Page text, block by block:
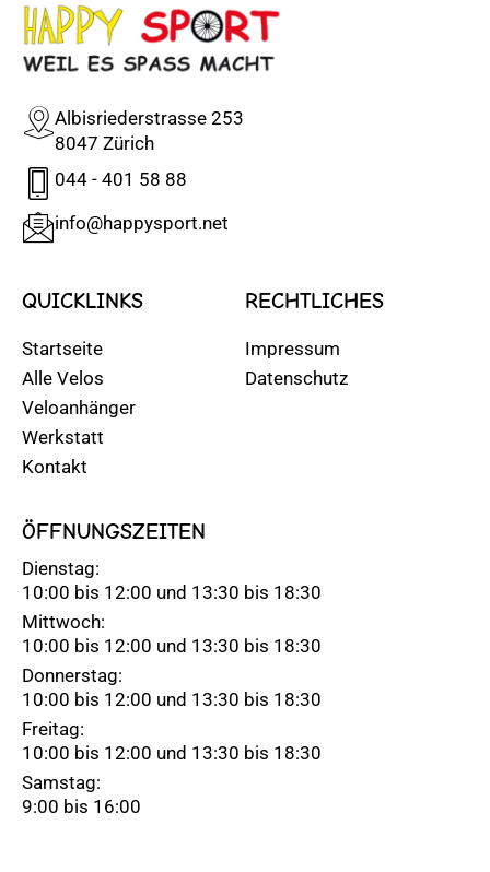
Albisriederstrasse 253
8047 Zürich
044 - 401 58 88
info@happysport.net
QUICKLINKS
Startseite
Alle Velos
Veloanhänger
Werkstatt
Kontakt
RECHTLICHES
Impressum
Datenschutz
ÖFFNUNGSZEITEN
Dienstag:
10:00 bis 12:00 und 13:30 bis 18:30
Mittwoch:
10:00 bis 12:00 und 13:30 bis 18:30
Donnerstag:
10:00 bis 12:00 und 13:30 bis 18:30
Freitag:
10:00 bis 12:00 und 13:30 bis 18:30
Samstag:
9:00 bis 16:00